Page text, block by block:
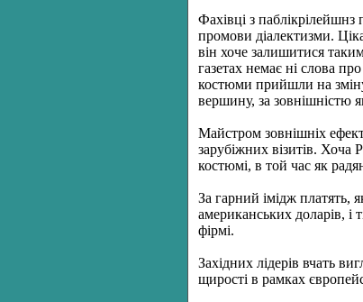
Фахівці з
промови діалектизми.
він хоче залишитися
газетах немає ні слова
костюми прийшли на
вершину, за зовнішністю
Майстром зовнішніх
зарубіжних візитів. Хоча
костюмі, в той час як
За гарний імідж платять,
американських доларів, і
фірмі.
Західних лідерів вчать
щирості в рамках